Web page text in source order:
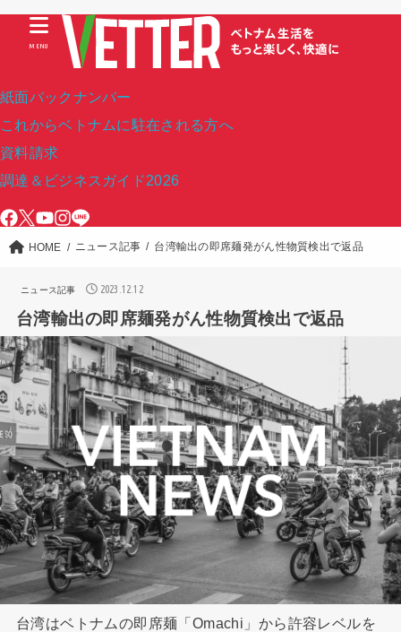
紙面バックナンバー
これからベトナムに駐在される方へ
資料請求
調達＆ビジネスガイド2026
MENU
HOME ニュース記事 台湾輸出の即席麺発がん性物質検出で返品
ニュース記事 2023.12.12
台湾輸出の即席麺発がん性物質検出で返品
台湾はベトナムの即席麺「Omachi」から許容レベルを